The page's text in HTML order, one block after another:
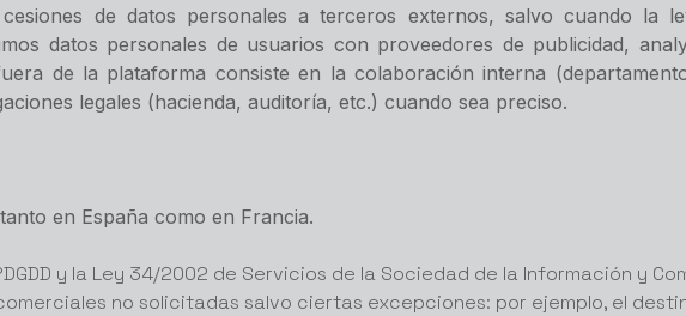
de datos personales a terceros externos, salvo cuando la
datos personales de usuarios con proveedores de publicidad,
de la plataforma consiste en la colaboración interna
legales (hacienda, auditoría, etc.) cuando sea preciso.
en España como en Francia.
y la Ley 34/2002 de Servicios de la Sociedad de la Información y
no solicitadas salvo ciertas excepciones: por ejemplo, el